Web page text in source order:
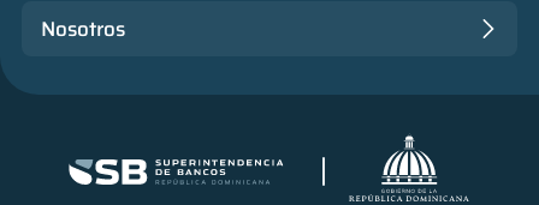
Nosotros